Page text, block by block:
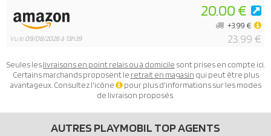
Vu le09/08/2026 à 13h39
20.00 €
23.99 €
+3.99 €
Seules leslivraisons en point relais ou à domicile sont prises en compte ici.
Certains marchands proposent le retrait en magasin qui peut être plus
avantageux. Consultez l'icône
pour plus d'informations sur les modes
de livraison proposés.
AUTRES PLAYMOBIL TOP AGENTS